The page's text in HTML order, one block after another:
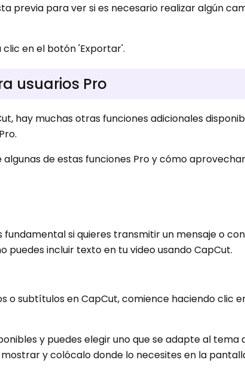
previa para ver si es necesario realizar algún
en el botón 'Exportar'.
usuarios Pro
hay muchas otras funciones adicionales
de estas funciones Pro y cómo
si quieres transmitir un mensaje o
puedes incluir texto en tu video usando CapCut.
o subtítulos en CapCut, comience haciendo clic
y puedes elegir uno que se adapte al tema
y colócalo donde lo necesites en la